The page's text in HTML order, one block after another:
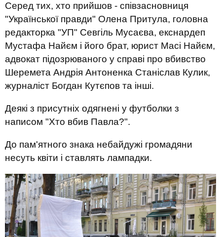
Серед тих, хто прийшов - співзасновниця
"Української правди" Олена Притула, головна
редакторка "УП" Севгіль Мусаєва, екснардеп
Мустафа Найєм і його брат, юрист Масі Найєм,
адвокат підозрюваного у справі про вбивство
Шеремета Андрія Антоненка Станіслав Кулик,
журналіст Богдан Кутєпов та інші.
Деякі з присутніх одягнені у футболки з
написом "Хто вбив Павла?".
До пам'ятного знака небайдужі громадяни
несуть квіти і ставлять лампадки.